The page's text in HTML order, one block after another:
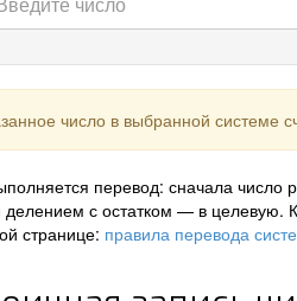
число в выбранной системе
перевод: сначала число
делением с остатком — в целевую.
странице: правила перевода